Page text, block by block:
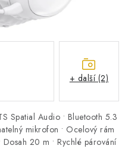
PARTNEŘI
Spatial Audio • Bluetooth 5.3
mikrofon • Ocelový rám
Dosah 20 m • Rychlé párování
+ další (2)